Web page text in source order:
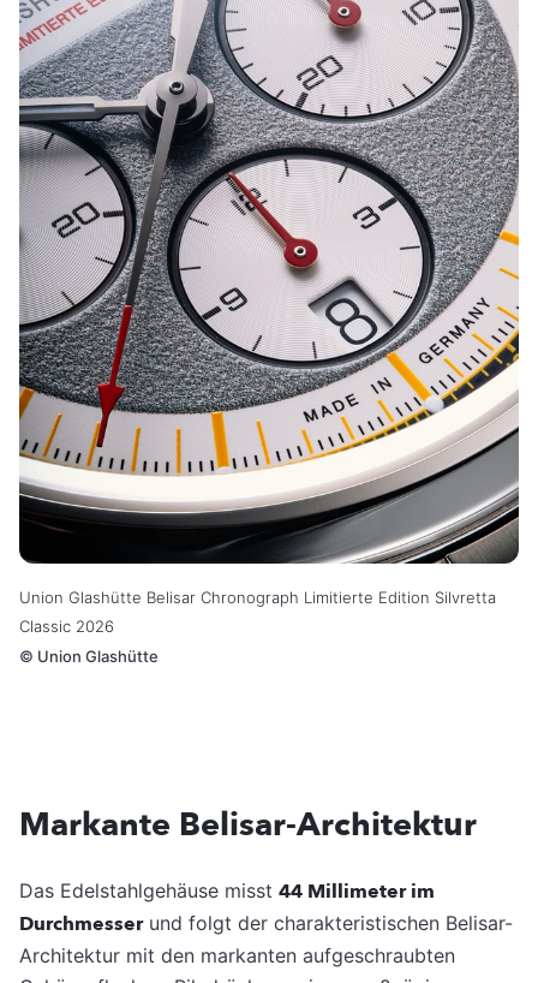
Union Glashütte Belisar Chronograph Limitierte Edition Silvretta
Classic 2026
© Union Glashütte
Markante Belisar-Architektur
Das Edelstahlgehäuse misst 44 Millimeter im
Durchmesserund folgt der charakteristischen Belisar-
Architektur mit den markanten aufgeschraubten